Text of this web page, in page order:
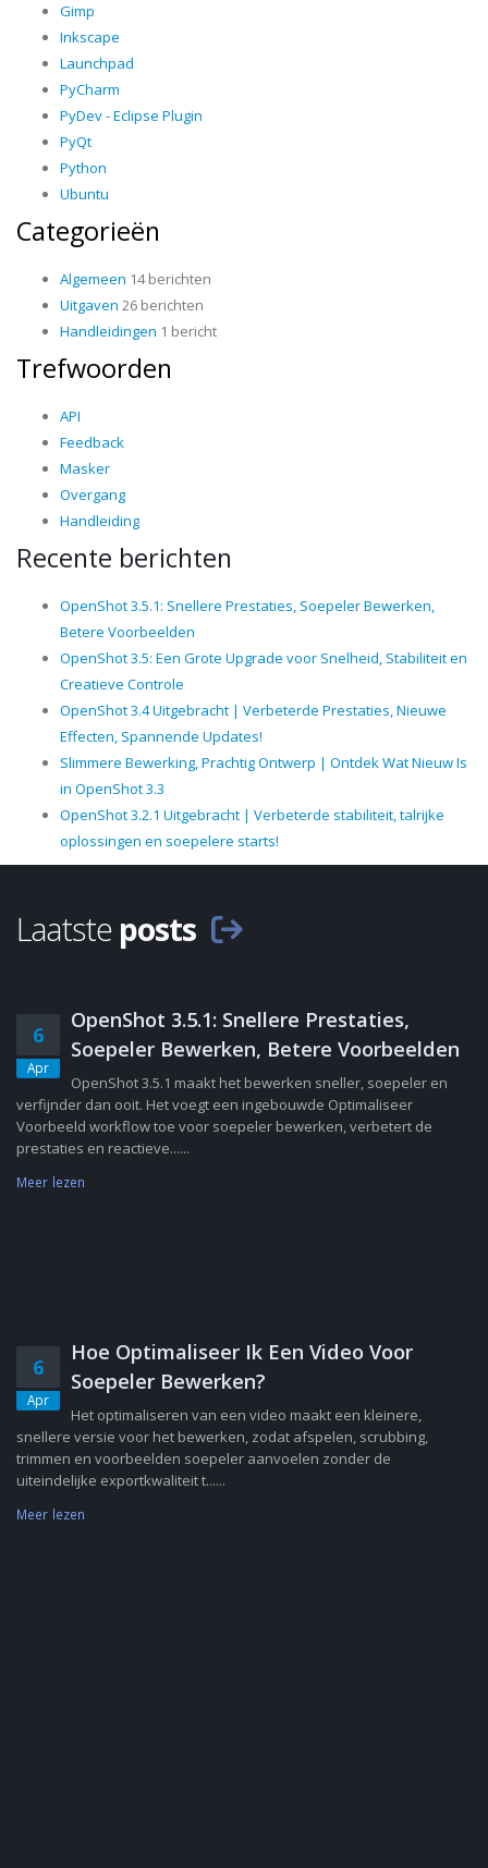
Gimp
Inkscape
Launchpad
PyCharm
PyDev - Eclipse Plugin
PyQt
Python
Ubuntu
Categorieën
Algemeen 14 berichten
Uitgaven 26 berichten
Handleidingen 1 bericht
Trefwoorden
API
Feedback
Masker
Overgang
Handleiding
Recente berichten
OpenShot 3.5.1: Snellere Prestaties, Soepeler Bewerken,
Betere Voorbeelden
OpenShot 3.5: Een Grote Upgrade voor Snelheid, Stabiliteit en
Creatieve Controle
OpenShot 3.4 Uitgebracht | Verbeterde Prestaties, Nieuwe
Effecten, Spannende Updates!
Slimmere Bewerking, Prachtig Ontwerp | Ontdek Wat Nieuw Is
in OpenShot 3.3
OpenShot 3.2.1 Uitgebracht | Verbeterde stabiliteit, talrijke
oplossingen en soepelere starts!
Laatste posts
6
Apr
OpenShot 3.5.1: Snellere Prestaties,
Soepeler Bewerken, Betere Voorbeelden
OpenShot 3.5.1 maakt het bewerken sneller, soepeler en
verfijnder dan ooit. Het voegt een ingebouwde Optimaliseer
Voorbeeld workflow toe voor soepeler bewerken, verbetert de
prestaties en reactieve......
Meer lezen
6
Apr
Hoe Optimaliseer Ik Een Video Voor
Soepeler Bewerken?
Het optimaliseren van een video maakt een kleinere,
snellere versie voor het bewerken, zodat afspelen, scrubbing,
trimmen en voorbeelden soepeler aanvoelen zonder de
uiteindelijke exportkwaliteit t......
Meer lezen